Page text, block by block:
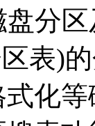
分
表)
化